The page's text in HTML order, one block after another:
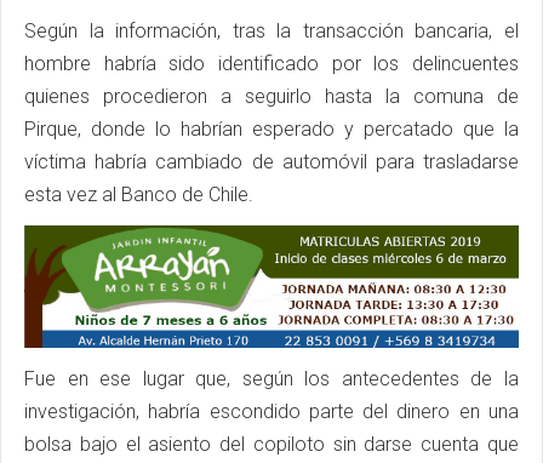
Según la información, tras la transacción bancaria, el
hombre habría sido identificado por los delincuentes
quienes procedieron a seguirlo hasta la comuna de
Pirque, donde lo habrían esperado y percatado que la
víctima habría cambiado de automóvil para trasladarse
esta vez al Banco de Chile.
Fue en ese lugar que, según los antecedentes de la
investigación, habría escondido parte del dinero en una
bolsa bajo el asiento del copiloto sin darse cuenta que